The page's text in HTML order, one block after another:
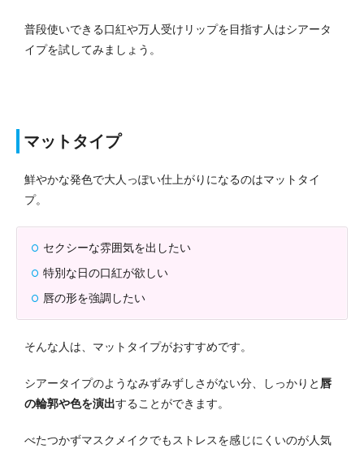
普段使いできる口紅や万人受けリップを目指す人はシアータ
イプを試してみましょう。
マットタイプ
鮮やかな発色で大人っぽい仕上がりになるのはマットタイ
プ。
セクシーな雰囲気を出したい
特別な日の口紅が欲しい
唇の形を強調したい
そんな人は、マットタイプがおすすめです。
シアータイプのようなみずみずしさがない分、しっかりと 唇
の輪郭や色を演出することができます。
べたつかずマスクメイクでもストレスを感じにくいのが人気